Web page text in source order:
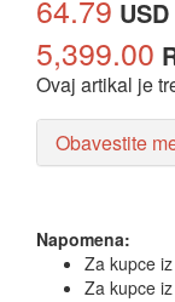
64.79 USD
5,399.00
Ovaj artikal je
Obavestite
Napomena:
Za kupce
Za kupce